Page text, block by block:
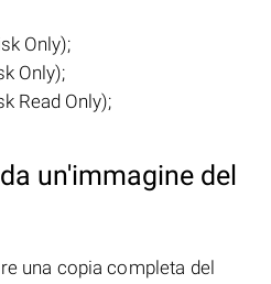
Only);
Only);
Read Only);
un'immagine del
una copia completa del